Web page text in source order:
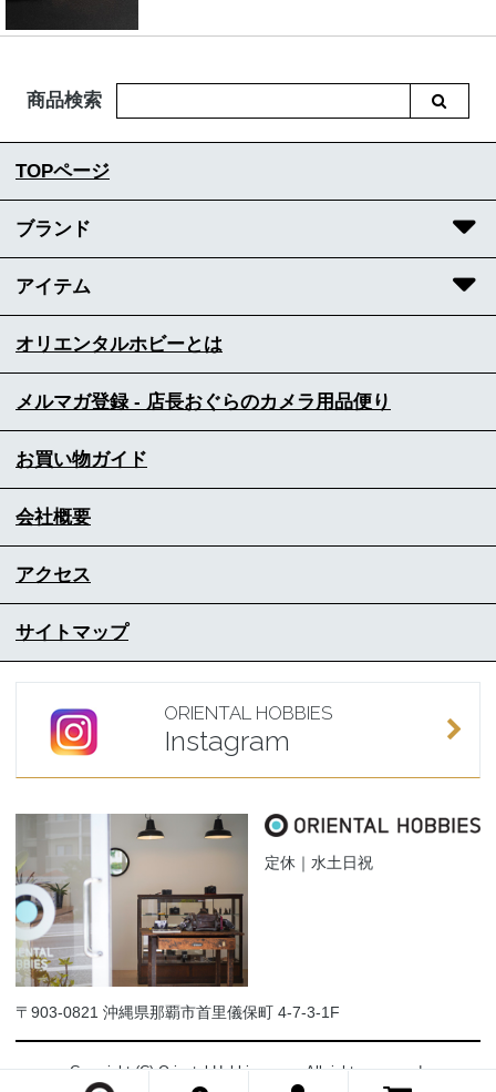
商品検索
TOPページ
ブランド
アイテム
オリエンタルホビーとは
メルマガ登録 - 店長おぐらのカメラ用品便り
お買い物ガイド
会社概要
アクセス
サイトマップ
ORIENTAL HOBBIES
Instagram
定休｜水土日祝
〒903-0821 沖縄県那覇市首里儀保町 4-7-3-1F
Copyright (C) Oriental-Hobbies.com. All rights reserved.